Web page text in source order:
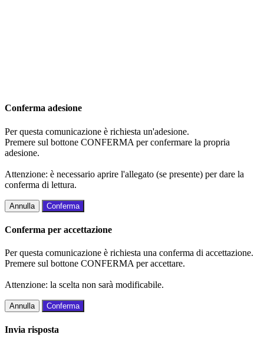
Conferma adesione
Per questa comunicazione è richiesta un'adesione.
Premere sul bottone CONFERMA per confermare la propria
adesione.
Attenzione: è necessario aprire l'allegato (se presente) per dare la
conferma di lettura.
Annulla Conferma
Conferma per accettazione
Per questa comunicazione è richiesta una conferma di accettazione.
Premere sul bottone CONFERMA per accettare.
Attenzione: la scelta non sarà modificabile.
Annulla Conferma
Invia risposta